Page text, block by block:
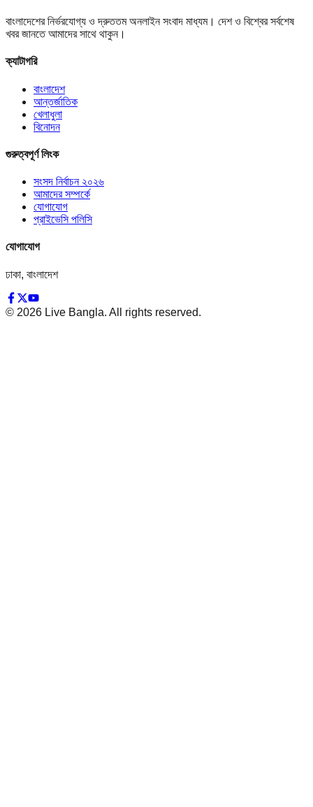
বাংলাদেশের নির্ভরযোগ্য ও দ্রুততম অনলাইন সংবাদ মাধ্যম। দেশ ও বিশ্বের সর্বশেষ
খবর জানতে আমাদের সাথে থাকুন।
ক্যাটাগরি
বাংলাদেশ
আন্তর্জাতিক
খেলাধুলা
বিনোদন
গুরুত্বপূর্ণ লিংক
সংসদ নির্বাচন ২০২৬
আমাদের সম্পর্কে
যোগাযোগ
প্রাইভেসি পলিসি
যোগাযোগ
ঢাকা, বাংলাদেশ
© 2026 Live Bangla. All rights reserved.